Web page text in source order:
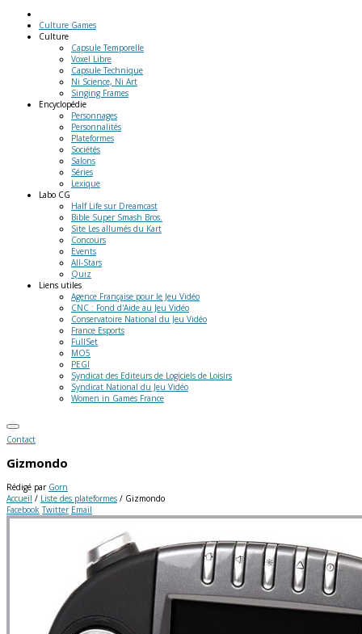
Culture Games
Culture
Capsule Temporelle
Voxel Libre
Capsule Technique
Ni Science, Ni Art
Singing Frames
Encyclopédie
Personnages
Personnalités
Plateformes
Sociétés
Salons
Séries
Lexique
Labo CG
Half Life sur Dreamcast
Bible Super Smash Bros.
Site Les allumés du Kart
Concours
Events
All-Stars
Quiz
Liens utiles
Agence Française pour le Jeu Vidéo
CNC : Fond d'Aide au Jeu Vidéo
Conservatoire National du Jeu Vidéo
France Esports
FullSet
MO5
PEGI
Syndicat des Editeurs de Logiciels de Loisirs
Syndicat National du Jeu Vidéo
Women in Games France
Contact
Gizmondo
Rédigé par Gorn
Accueil / Liste des plateformes / Gizmondo
Facebook Twitter Email